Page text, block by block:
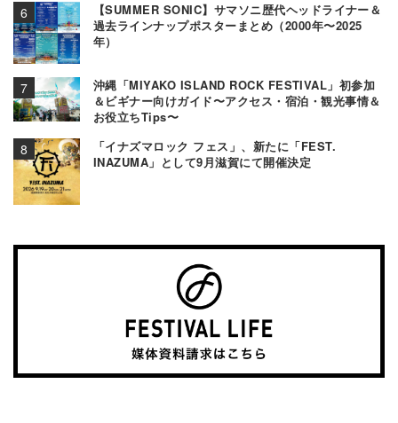
【SUMMER SONIC】サマソニ歴代ヘッドライナー＆
過去ラインナップポスターまとめ（2000年〜2025
年）
沖縄「MIYAKO ISLAND ROCK FESTIVAL」初参加
＆ビギナー向けガイド〜アクセス・宿泊・観光事情＆
お役立ちTips〜
「イナズマロック フェス」、新たに「FEST.
INAZUMA」として9月滋賀にて開催決定